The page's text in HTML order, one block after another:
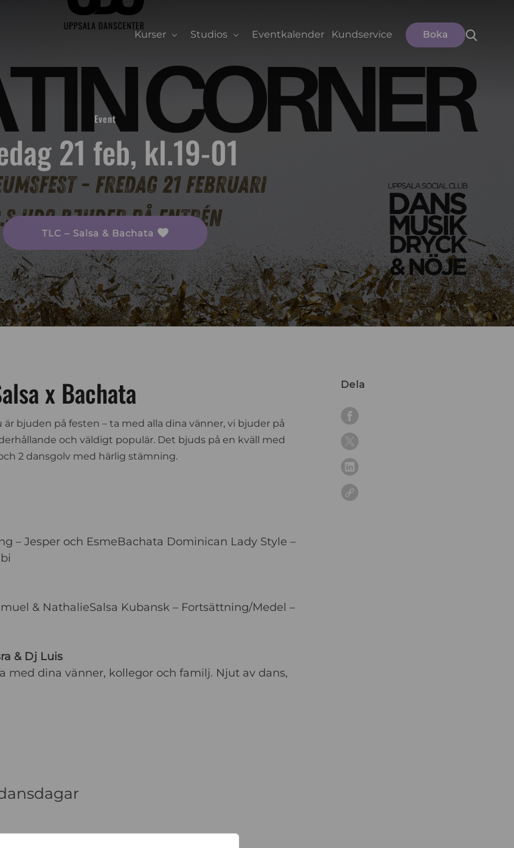
Kurser Studios Eventkalender Kundservice Boka
Event
21 feb, kl.19-01
TLC – Salsa & Bachata
Dela
x Bachata
är bjuden på festen – ta med alla dina vänner, vi bjuder på
och väldigt populär. Det bjuds på en kväll med
2 dansgolv med härlig stämning.
– Jesper och EsmeBachata Dominican Lady Style –
& NathalieSalsa Kubansk – Fortsättning/Medel –
& Dj Luis
med dina vänner, kollegor och familj. Njut av dans,